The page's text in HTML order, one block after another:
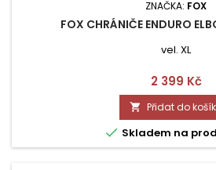
ZNAČKA: FOX
FOX CHRÁNIČE ENDURO
vel. XL
Cena
2 399 Kč
 Přidat do
 Skladem na